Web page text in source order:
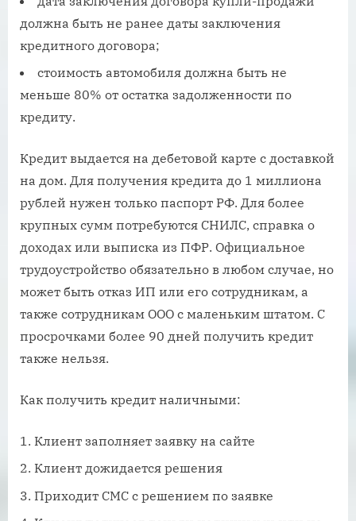
должна быть не ранее даты заключения
кредитного договора;
стоимость автомобиля должна быть не
меньше 80% от остатка задолженности по
кредиту.
Кредит выдается на дебетовой карте с доставкой
на дом. Для получения кредита до 1 миллиона
рублей нужен только паспорт РФ. Для более
крупных сумм потребуются СНИЛС, справка о
доходах или выписка из ПФР. Официальное
трудоустройство обязательно в любом случае, но
может быть отказ ИП или его сотрудникам, а
также сотрудникам ООО с маленьким штатом. С
просрочками более 90 дней получить кредит
также нельзя.
Как получить кредит наличными:
Клиент заполняет заявку на сайте
Клиент дожидается решения
Приходит СМС с решением по заявке